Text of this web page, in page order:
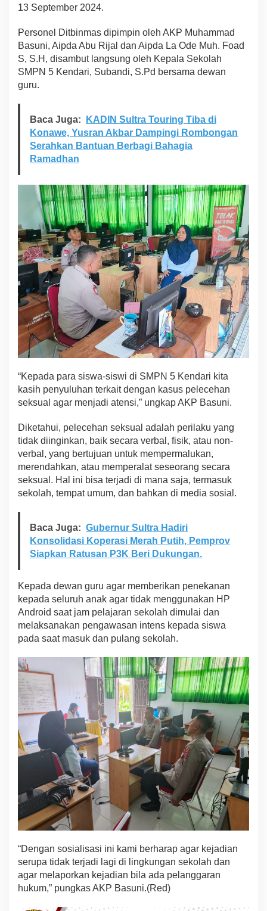
,
o
s
i
l
s
a
n
d
u
k
a
s
i
d
i
S
N
5
K
e
n
d
r
i
13 September 2024.
Personel Ditbinmas dipimpin oleh AKP Muhammad
Basuni, Aipda Abu Rijal dan Aipda La Ode Muh. Foad
S, S.H, disambut langsung oleh Kepala Sekolah
SMPN 5 Kendari, Subandi, S.Pd bersama dewan
guru.
Baca Juga:
KADIN Sultra Touring Tiba di
Konawe, Yusran Akbar Dampingi Rombongan
Serahkan Bantuan Berbagi Bahagia
Ramadhan
“Kepada para siswa-siswi di SMPN 5 Kendari kita
kasih penyuluhan terkait dengan kasus pelecehan
seksual agar menjadi atensi,” ungkap AKP Basuni.
Diketahui, pelecehan seksual adalah perilaku yang
tidak diinginkan, baik secara verbal, fisik, atau non-
verbal, yang bertujuan untuk mempermalukan,
merendahkan, atau memperalat seseorang secara
seksual. Hal ini bisa terjadi di mana saja, termasuk
sekolah, tempat umum, dan bahkan di media sosial.
Baca Juga: Gubernur Sultra Hadiri
Konsolidasi Koperasi Merah Putih, Pemprov
Siapkan Ratusan P3K Beri Dukungan.
Kepada dewan guru agar memberikan penekanan
kepada seluruh anak agar tidak menggunakan HP
Android saat jam pelajaran sekolah dimulai dan
melaksanakan pengawasan intens kepada siswa
pada saat masuk dan pulang sekolah.
“Dengan sosialisasi ini kami berharap agar kejadian
serupa tidak terjadi lagi di lingkungan sekolah dan
agar melaporkan kejadian bila ada pelanggaran
hukum,” pungkas AKP Basuni.(Red)